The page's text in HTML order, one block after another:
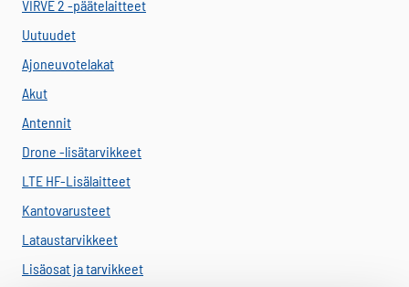
VIRVE 2 -päätelaitteet
Uutuudet
Ajoneuvotelakat
Akut
Antennit
Drone -lisätarvikkeet
LTE HF-Lisälaitteet
Kantovarusteet
Lataustarvikkeet
Lisäosat ja tarvikkeet